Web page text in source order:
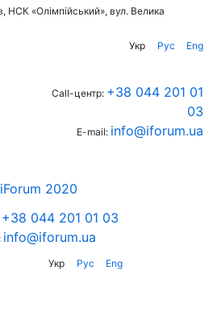
НСК «Олімпійський», вул. Велика
Укр
Рус Eng
Call-центр: +38 044 201 01
03
E-mail: info@iforum.ua
+38 044 201 01 03
info@iforum.ua
Укр Рус Eng